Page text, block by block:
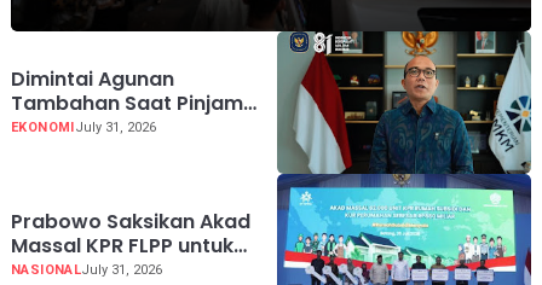
Dimintai Agunan
Tambahan Saat Pinjam
KUR Hingga Rp100 Juta,
EKONOMIJuly 31, 2026
Prabowo Saksikan Akad
Massal KPR FLPP untuk
62.710 Penerima, dari Guru
NASIONALJuly 31, 2026